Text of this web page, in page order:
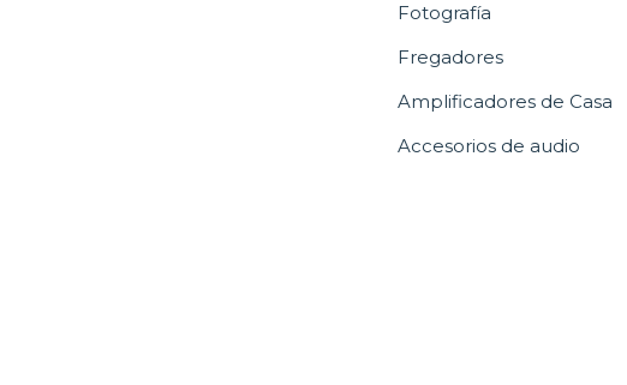
Fotografía
Fregadores
Amplificadores de Casa
Accesorios de audio